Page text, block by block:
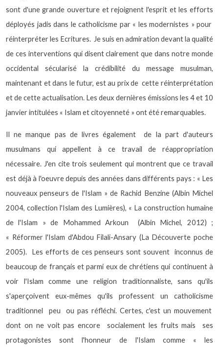
sont d'une grande ouverture et rejoignent l'esprit et les efforts
déployés jadis dans le catholicisme par « les modernistes » pour
réinterpréter les Ecritures. Je suis en admiration devant la qualité
de ces interventions qui disent clairement que dans notre monde
occidental sécularisé la crédibilité du message musulman,
maintenant et dans le futur, est au prix de cette réinterprétation
et de cette actualisation. Les deux dernières émissions les 4 et 10
janvier intitulées « Islam et citoyenneté » ont été remarquables.
Il ne manque pas de livres également
de la part d'auteurs
musulmans qui appellent à ce travail de réappropriation
nécessaire. J'en cite trois seulement qui montrent que ce travail
est déjà à l'oeuvre depuis des années dans différents pays : « Les
nouveaux penseurs de l'Islam » de Rachid Benzine (Albin Michel
2004, collection l'Islam des Lumières), « La construction humaine
de l'Islam » de Mohammed Arkoun
(Albin Michel, 2012) ;
« Réformer l'Islam d'Abdou Filali-Ansary (La Découverte poche
2005).
Les efforts de ces penseurs sont souvent inconnus de
beaucoup de français et parmi eux de chrétiens qui continuent à
voir l'Islam comme une religion traditionnaliste, sans qu'ils
s'aperçoivent eux-mêmes qu'ils professent un catholicisme
traditionnel
peu
ou pas réfléchi. Certes, c'est un mouvement
dont on ne voit pas encore
socialement les fruits mais
ses
protagonistes sont l'honneur de l'Islam comme « les